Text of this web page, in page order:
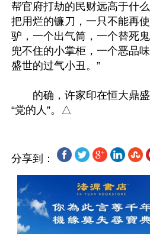
帮官府打劫的民财远高于什
把用烂的镰刀，一只不能再
驴，一个出气筒，一个替死
兜不住的小掌柜，一个恶品
盛世的过气小丑。”
的确，许家印在恒大鼎盛
分享到：